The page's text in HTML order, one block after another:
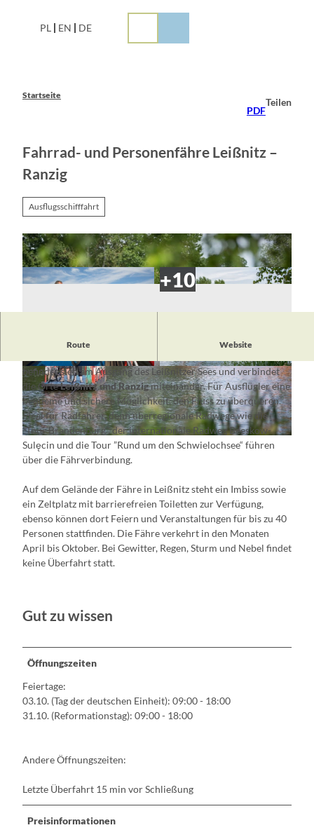
PL EN DE
Startseite
PDF
Teilen
Fahrrad- und Personenfähre Leißnitz –
Ranzig
Ausflugsschifffahrt
© Florian Läufer, Lizenz: Seenland Oder-Spree
© Florian Läufer, Lizenz: Seenland Oder-Spree © Florian Läufer, Lizenz: Seenland Oder-Spree
Route Website
Rund vier Minuten dauert die Überfahrt über die Spree mit
befindet sich am Ausgang des Leißnitzer Sees und verbindet
die OrteLeißnitz und Ranzigmiteinander. Für Ausflügler eine
bequeme und sichere Möglichkeit, den Fluss zu überqueren.
Ideal für Radfahrer, denn überregionale Radwege wie die
”Tour Brandenburg“, der internationale Radweg Beeskow-
Sulęcin und die Tour ”Rund um den Schwielochsee“ führen
über die Fährverbindung.
Auf dem Gelände der Fähre in Leißnitz steht ein Imbiss sowie
ein Zeltplatz mit barrierefreien Toiletten zur Verfügung,
ebenso können dort Feiern und Veranstaltungen für bis zu 40
Personen stattfinden. Die Fähre verkehrt in den Monaten
April bis Oktober. Bei Gewitter, Regen, Sturm und Nebel findet
keine Überfahrt statt.
Gut zu wissen
Öffnungszeiten
Feiertage:
03.10. (Tag der deutschen Einheit): 09:00 - 18:00
31.10. (Reformationstag): 09:00 - 18:00
Andere Öffnungszeiten:
Letzte Überfahrt 15 min vor Schließung
Preisinformationen